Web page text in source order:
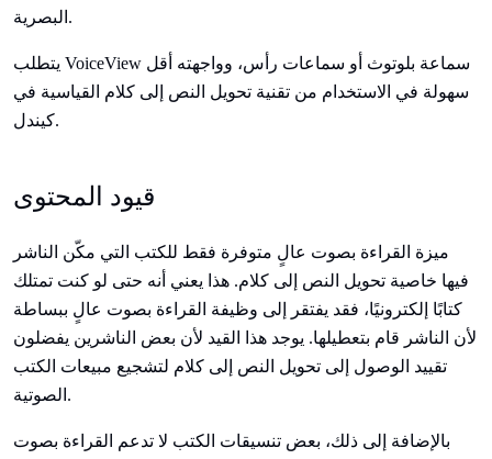
البصرية.
يتطلب VoiceView سماعة بلوتوث أو سماعات رأس، وواجهته أقل
سهولة في الاستخدام من تقنية تحويل النص إلى كلام القياسية في
كيندل.
قيود المحتوى
ميزة القراءة بصوت عالٍ متوفرة فقط للكتب التي مكّن الناشر
فيها خاصية تحويل النص إلى كلام. هذا يعني أنه حتى لو كنت تمتلك
كتابًا إلكترونيًا، فقد يفتقر إلى وظيفة القراءة بصوت عالٍ ببساطة
لأن الناشر قام بتعطيلها. يوجد هذا القيد لأن بعض الناشرين يفضلون
تقييد الوصول إلى تحويل النص إلى كلام لتشجيع مبيعات الكتب
الصوتية.
بالإضافة إلى ذلك، بعض تنسيقات الكتب لا تدعم القراءة بصوت